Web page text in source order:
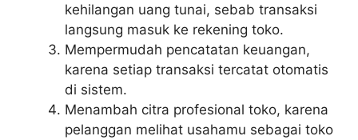
kehilangan uang tunai, sebab transaksi
langsung masuk ke rekening toko.
Mempermudah pencatatan keuangan,
karena setiap transaksi tercatat otomatis
di sistem.
Menambah citra profesional toko, karena
pelanggan melihat usahamu sebagai toko